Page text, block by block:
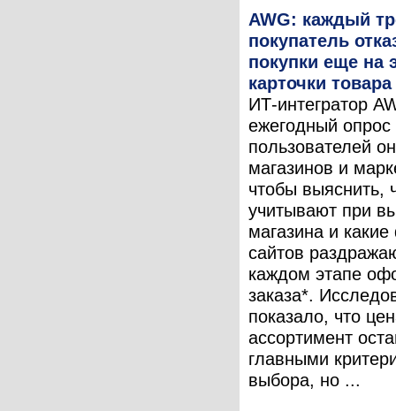
AWG: каждый
покупатель
покупки еще на
карточки товара
ИТ-интегратор
ежегодный опрос
пользователей
магазинов и
чтобы выяснить,
учитывают при
магазина и
сайтов
каждом этапе
заказа*.
показало, что
ассортимент
главными
выбора, но ...